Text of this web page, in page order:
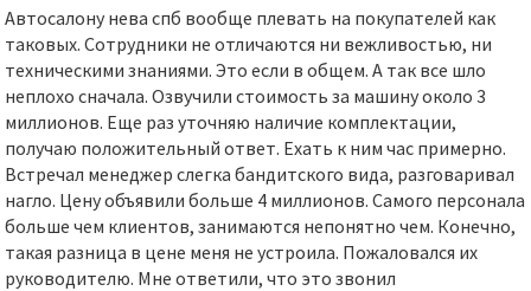
Автосалону нева спб вообще плевать на покупателей как
таковых. Сотрудники не отличаются ни вежливостью, ни
техническими знаниями. Это если в общем. А так все шло
неплохо сначала. Озвучили стоимость за машину около 3
миллионов. Еще раз уточняю наличие комплектации,
получаю положительный ответ. Ехать к ним час примерно.
Встречал менеджер слегка бандитского вида, разговаривал
нагло. Цену объявили больше 4 миллионов. Самого персонала
больше чем клиентов, занимаются непонятно чем. Конечно,
такая разница в цене меня не устроила. Пожаловался их
руководителю. Мне ответили, что это звонил